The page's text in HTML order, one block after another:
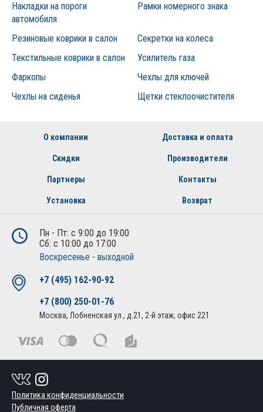
Накладки на пороги
автомобиля
Рамки номерного знака
Резиновые коврики в салон
Секретки на колеса
Текстильные коврики в салон
Усилитель газа
Фаркопы
Чехлы для ключей
Чехлы на сиденья
Щетки стеклоочистителя
О компании Доставка и оплата
Скидки Производители
Партнеры Контакты
Установка Возврат
Пн - Пт: с 9:00 до 19:00
Сб: с 10:00 до 17:00
Воскресенье - выходной
+7 (495) 162-90-92
+7 (800) 250-01-76
Москва, Лобненская ул., д.21, 2-й этаж, офис 221
Политика конфиденциальности
Публичная оферта